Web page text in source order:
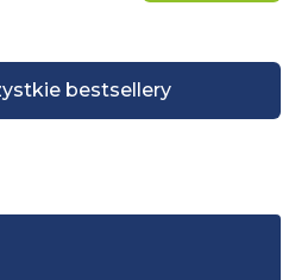
bestsellery